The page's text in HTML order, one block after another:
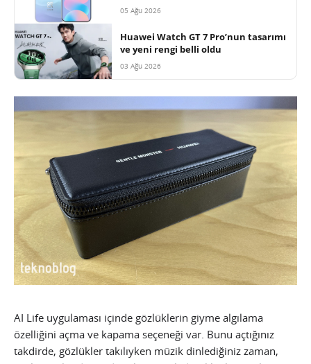
05 Ağu 2026
Huawei Watch GT 7 Pro’nun tasarımı
ve yeni rengi belli oldu
03 Ağu 2026
AI Life uygulaması içinde gözlüklerin giyme algılama
özelliğini açma ve kapama seçeneği var. Bunu açtığınız
takdirde, gözlükler takılıyken müzik dinlediğiniz zaman,